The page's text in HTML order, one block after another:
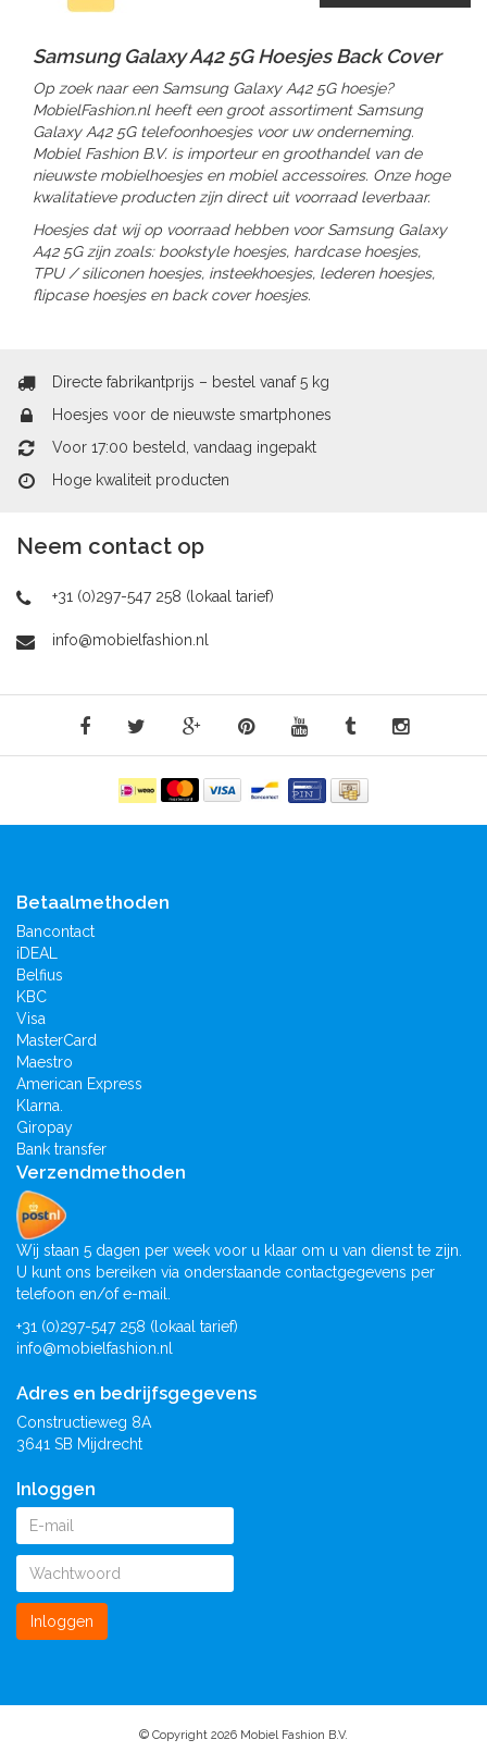
Samsung Galaxy A42 5G Hoesjes Back Cover
Op zoek naar een Samsung Galaxy A42 5G hoesje?
MobielFashion.nl heeft een groot assortiment Samsung
Galaxy A42 5G telefoonhoesjes voor uw onderneming.
Mobiel Fashion B.V. is importeur en groothandel van de
nieuwste mobielhoesjes en mobiel accessoires. Onze hoge
kwalitatieve producten zijn direct uit voorraad leverbaar.
Hoesjes dat wij op voorraad hebben voor Samsung Galaxy
A42 5G zijn zoals: bookstyle hoesjes, hardcase hoesjes,
TPU / siliconen hoesjes, insteekhoesjes, lederen hoesjes,
flipcase hoesjes en back cover hoesjes.
Directe fabrikantprijs – bestel vanaf 5 kg
Hoesjes voor de nieuwste smartphones
Voor 17:00 besteld, vandaag ingepakt
Hoge kwaliteit producten
Neem contact op
+31 (0)297-547 258 (lokaal tarief)
info@mobielfashion.nl
Betaalmethoden
Bancontact
iDEAL
Belfius
KBC
Visa
MasterCard
Maestro
American Express
Klarna.
Giropay
Bank transfer
Verzendmethoden
Wij staan 5 dagen per week voor u klaar om u van dienst te zijn.
U kunt ons bereiken via onderstaande contactgegevens per
telefoon en/of e-mail.
+31 (0)297-547 258 (lokaal tarief)
info@mobielfashion.nl
Adres en bedrijfsgegevens
Constructieweg 8A
3641 SB Mijdrecht
Inloggen
Inloggen
© Copyright 2026 Mobiel Fashion B.V.